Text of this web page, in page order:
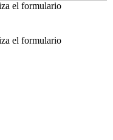
el formulario
el formulario